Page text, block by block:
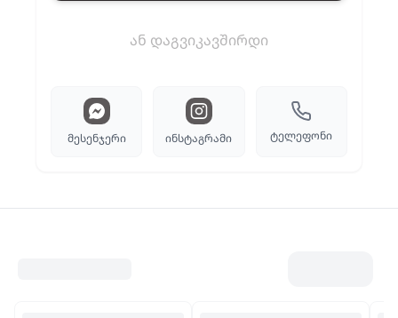
ან დაგვიკავშირდი
მესენჯერი ინსტაგრამი ტელეფონი